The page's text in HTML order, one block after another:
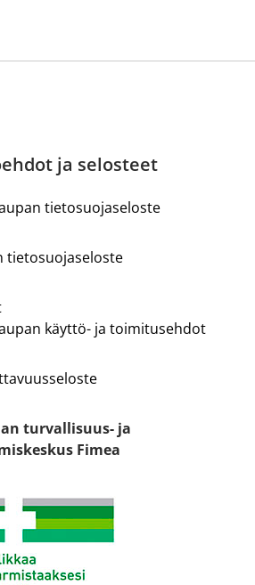
ja selosteet
tietosuojaseloste
tietosuojaseloste
käyttö- ja toimitusehdot
turvallisuus- ja
Fimea